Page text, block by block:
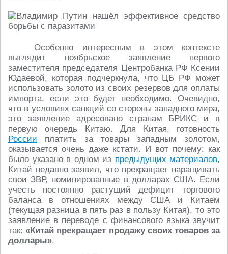
Особенно интересным в этом контексте
выглядит ноябрьское заявление первого
заместителя председателя Центробанка РФ Ксении
Юдаевой, которая подчеркнула, что ЦБ РФ может
использовать золото из своих резервов для оплаты
импорта, если это будет необходимо. Очевидно,
что в условиях санкций со стороны западного мира,
это заявление адресовано странам БРИКС и в
первую очередь Китаю. Для Китая, готовность
России платить за товары западным золотом,
оказывается очень даже кстати. И вот почему: как
было указано в одном из предыдущих материалов,
Китай недавно заявил, что прекращает наращивать
свои ЗВР, номинированные в долларах США. Если
учесть постоянно растущий дефицит торгового
баланса в отношениях между США и Китаем
(текущая разница в пять раз в пользу Китая), то это
заявление в переводе с финансового языка звучит
так:«Китай прекращает продажу своих товаров за
доллары».